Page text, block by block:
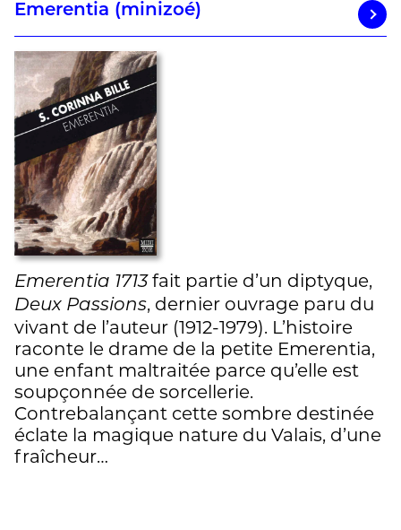
Emerentia (minizoé)
Emerentia 1713 fait partie d’un diptyque,
Deux Passions, dernier ouvrage paru du
vivant de l’auteur (1912-1979). L’histoire
raconte le drame de la petite Emerentia,
une enfant maltraitée parce qu’elle est
soupçonnée de sorcellerie.
Contrebalançant cette sombre destinée
éclate la magique nature du Valais, d’une
fraîcheur…